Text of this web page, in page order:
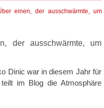
einen, der ausschwärmte, um
der ausschwärmte, um
Dinic war in diesem Jahr für
im Blog die Atmosphäre